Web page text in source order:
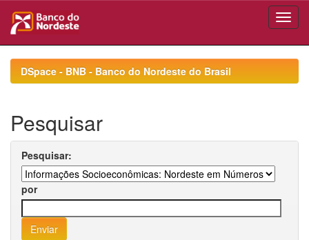
navigationDSpace - BNB - Banco do Nordeste do Brasil
Pesquisar
Pesquisar:
por